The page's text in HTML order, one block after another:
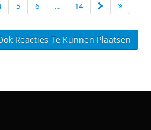
5 6 ... 14
Reacties Te Kunnen Plaatsen